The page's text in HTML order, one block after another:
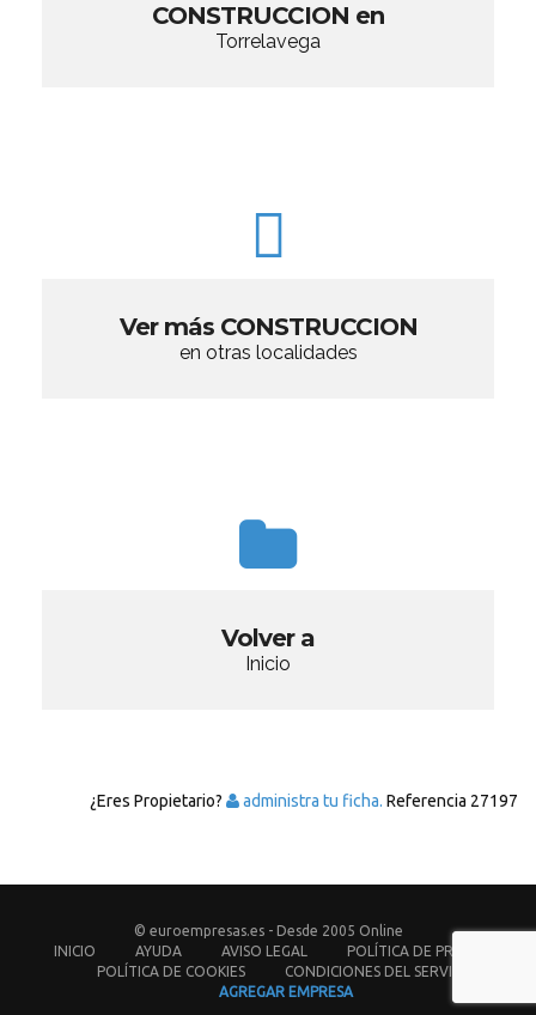
CONSTRUCCION en
Torrelavega
Ver más CONSTRUCCION
en otras localidades
Volver a
Inicio
¿Eres Propietario? administra tu ficha. Referencia 27197
© euroempresas.es - Desde 2005 Online
INICIO
AYUDA AVISO LEGAL
POLÍTICA DE PRIVACIDAD
POLÍTICA DE COOKIES
CONDICIONES DEL SERVICIO
AGREGAR EMPRESA